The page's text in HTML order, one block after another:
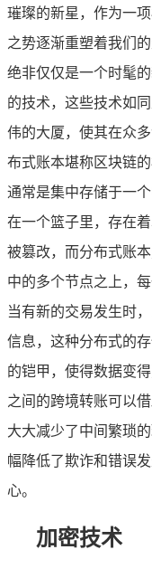
璀璨的新星，作为一
之势逐渐重塑着我们
绝非仅仅是一个时髦
的技术，这些技术如
伟的大厦，使其在众
布式账本堪称区块链
通常是集中存储于一
在一个篮子里，存在
被篡改，而分布式账
中的多个节点之上，
当有新的交易发生时
信息，这种分布式的
的铠甲，使得数据变
之间的跨境转账可以
大大减少了中间繁琐
幅降低了欺诈和错误
心。
加密技术